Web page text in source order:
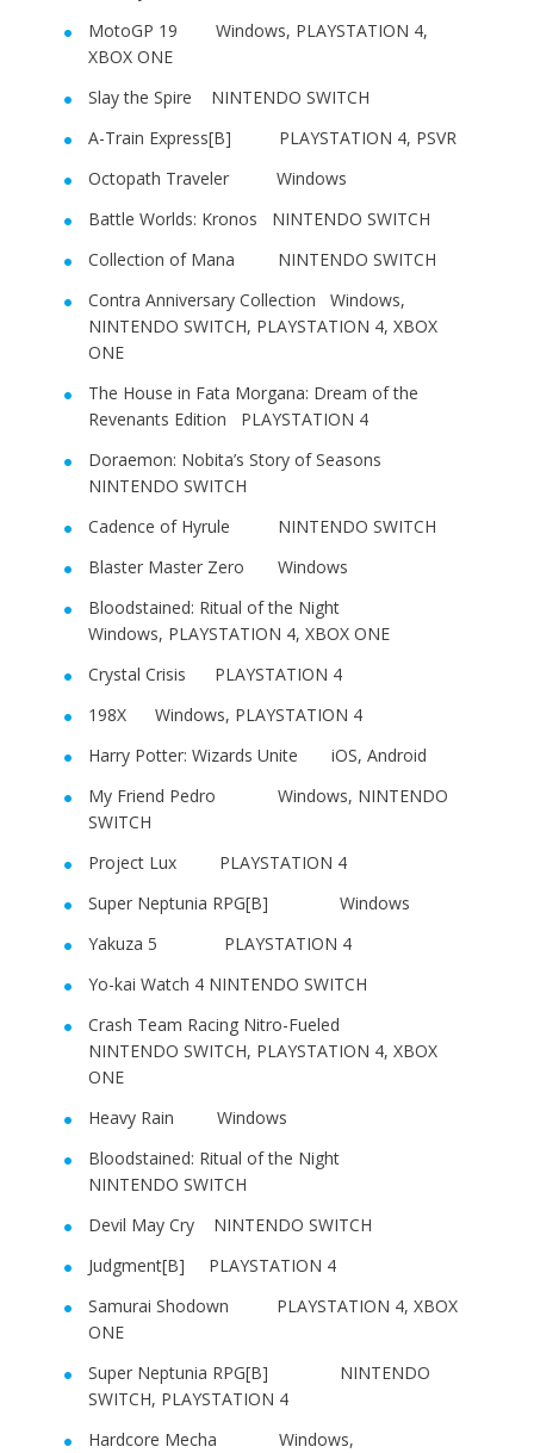
MotoGP 19 Windows, PLAYSTATION 4,
XBOX ONE
Slay the Spire NINTENDO SWITCH
A-Train Express[B] PLAYSTATION 4, PSVR
Octopath Traveler Windows
Battle Worlds: Kronos NINTENDO SWITCH
Collection of Mana NINTENDO SWITCH
Contra Anniversary Collection Windows,
NINTENDO SWITCH, PLAYSTATION 4, XBOX
ONE
The House in Fata Morgana: Dream of the
Revenants Edition PLAYSTATION 4
Doraemon: Nobita’s Story of Seasons
NINTENDO SWITCH
Cadence of Hyrule NINTENDO SWITCH
Blaster Master Zero Windows
Bloodstained: Ritual of the Night
Windows, PLAYSTATION 4, XBOX ONE
Crystal Crisis PLAYSTATION 4
198X Windows, PLAYSTATION 4
Harry Potter: Wizards Unite iOS, Android
My Friend Pedro Windows, NINTENDO
SWITCH
Project Lux PLAYSTATION 4
Super Neptunia RPG[B] Windows
Yakuza 5 PLAYSTATION 4
Yo-kai Watch 4 NINTENDO SWITCH
Crash Team Racing Nitro-Fueled
NINTENDO SWITCH, PLAYSTATION 4, XBOX
ONE
Heavy Rain Windows
Bloodstained: Ritual of the Night
NINTENDO SWITCH
Devil May Cry NINTENDO SWITCH
Judgment[B] PLAYSTATION 4
Samurai Shodown PLAYSTATION 4, XBOX
ONE
Super Neptunia RPG[B] NINTENDO
SWITCH, PLAYSTATION 4
Hardcore Mecha Windows,